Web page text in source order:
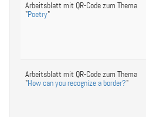
Arbeitsblatt mit QR-Code zum Thema
"Poetry"
Arbeitsblatt mit QR-Code zum Thema
"How can you recognize a border?"